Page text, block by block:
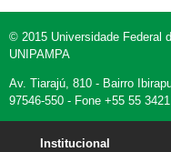
© 2015 Universidade Federal
UNIPAMPA
Av. Tiarajú, 810 - Bairro
97546-550 - Fone +55 55
Institucional